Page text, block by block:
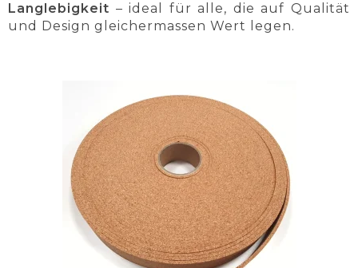
Langlebigkeit – ideal für alle, die auf Qualität
und Design gleichermassen Wert legen.